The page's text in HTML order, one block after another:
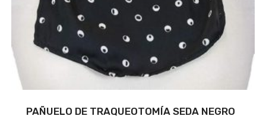
PAÑUELO DE TRAQUEOTOMÍA SEDA NEGRO